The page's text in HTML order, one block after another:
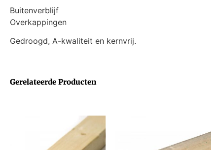
Gerelateerde Producten
Buitenverblijf
Overkappingen
Gedroogd, A-kwaliteit en kernvrij.